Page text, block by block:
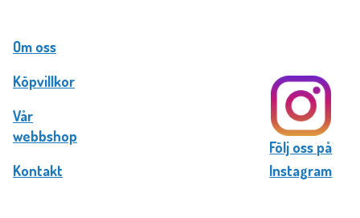
Om oss
Köpvillkor
Vår
webbshop
Kontakt
Följ oss på
Instagram